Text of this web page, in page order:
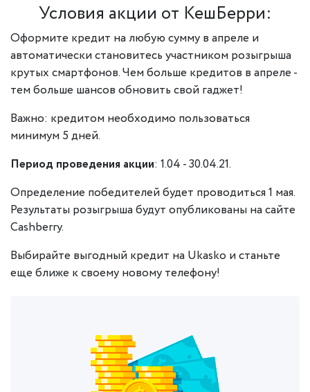
Условия акции от КешБерри:
Оформите кредит на любую сумму в апреле и
автоматически становитесь участником розыгрыша
крутых смартфонов. Чем больше кредитов в апреле -
тем больше шансов обновить свой гаджет!
Важно: кредитом необходимо пользоваться
минимум 5 дней.
Период проведения акции: 1.04 - 30.04.21.
Определение победителей будет проводиться 1 мая.
Результаты розыгрыша будут опубликованы на сайте
Cashberry.
Выбирайте выгодный кредит на Ukasko и станьте
еще ближе к своему новому телефону!